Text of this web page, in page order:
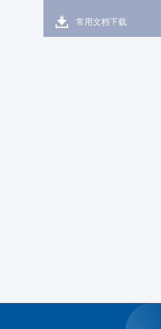
常用文档下载